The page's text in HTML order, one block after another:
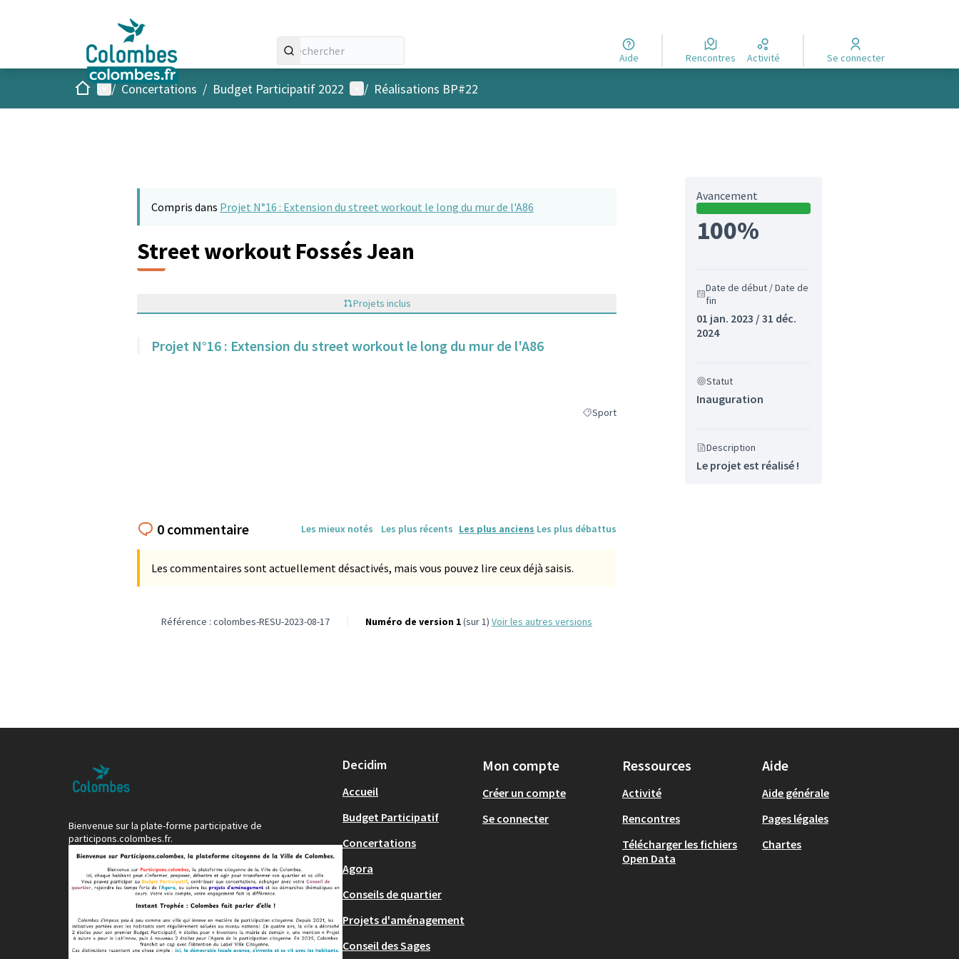
Aide Rencontres Activité Se connecter
AccueilMenu principal
/ Concertations / Budget Participatif 2022 Menu utilisateur
/ Réalisations BP#22
Compris dans Projet N°16 : Extension du street workout le long du mur de l'A86
Street workout Fossés Jean
Projets inclus
Projet N°16 : Extension du street workout le long du mur de l'A86
Filtrer les résultats de la catégorie : Sport
Sport
Avancement
100%
Date de début / Date de
fin
01 jan. 2023 / 31 déc.
2024
Statut
Inauguration
Description
Le projet est réalisé !
0 commentaire Les mieux notés Les plus récents Les plus anciens Les plus débattus
Les commentaires sont actuellement désactivés, mais vous pouvez lire ceux déjà saisis.
Référence : colombes-RESU-2023-08-17 Numéro de version 1(sur 1) voir les autres versions
Bienvenue sur la plate-forme participative de
participons.colombes.fr.
Decidim
Accueil
Budget Participatif
Concertations
Agora
Conseils de quartier
Projets d'aménagement
Conseil des Sages
Mon compte
Créer un compte
Se connecter
Ressources
Activité
Rencontres
Télécharger les fichiers
Open Data
Aide
Aide générale
Pages légales
Chartes